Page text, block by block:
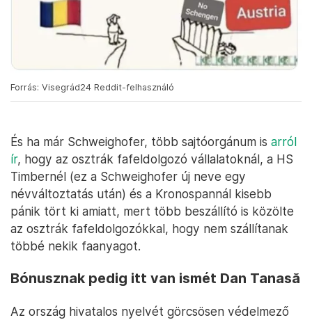
Forrás: Visegrád24 Reddit-felhasználó
És ha már Schweighofer, több sajtóorgánum is arról
ír, hogy az osztrák fafeldolgozó vállalatoknál, a HS
Timbernél (ez a Schweighofer új neve egy
névváltoztatás után) és a Kronospannál kisebb
pánik tört ki amiatt, mert több beszállító is közölte
az osztrák fafeldolgozókkal, hogy nem szállítanak
többé nekik faanyagot.
Bónusznak pedig itt van ismét Dan Tanasă
Az ország hivatalos nyelvét görcsösen védelmező